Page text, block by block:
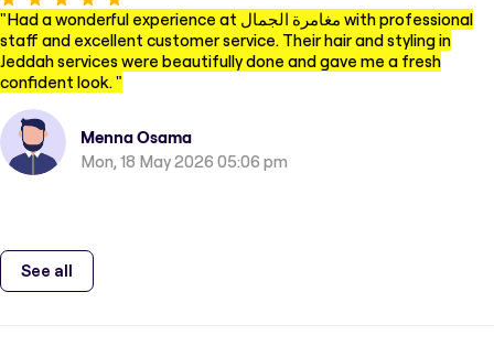
"Had a wonderful experience at مغامرة الجمال with professional
staff and excellent customer service. Their hair and styling in
Jeddah services were beautifully done and gave me a fresh
confident look. "
Menna Osama
Mon, 18 May 2026 05:06 pm
See all